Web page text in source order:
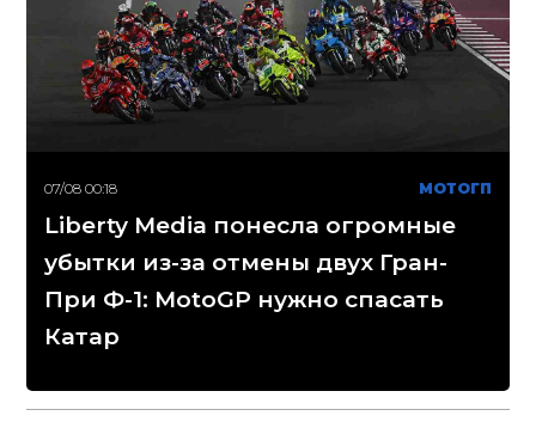
07/08 00:18 МОТОГП
Liberty Media понесла огромные
убытки из-за отмены двух Гран-
При Ф-1: MotoGP нужно спасать
Катар